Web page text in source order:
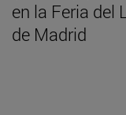
en la Feria del
de Madrid